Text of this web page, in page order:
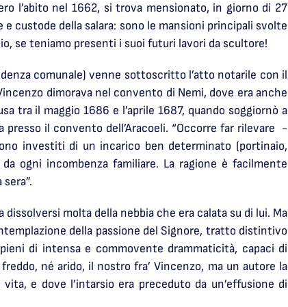
l’abito nel 1662, si trova mensionato, in giorno di 27
e custode della salara: sono le mansioni principali svolte
se teniamo presenti i suoi futuri lavori da scultore!
comunale) venne sottoscritto l’atto notarile con il
dimorava nel convento di Nemi, dove era anche
tra il maggio 1686 e l’aprile 1687, quando soggiornò a
il convento dell’Aracoeli. “Occorre far rilevare -
investiti di un incarico ben determinato (portinaio,
ogni incombenza familiare. La ragione è facilmente
molta della nebbia che era calata su di lui. Ma
della passione del Signore, tratto distintivo
di intensa e commovente drammaticità, capaci di
né arido, il nostro fra’ Vincenzo, ma un autore la
e dove l’intarsio era preceduto da un’effusione di